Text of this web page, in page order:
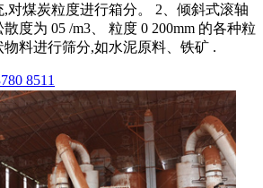
对煤炭粒度进行箱分。 2、倾斜式滚轴
度为 05 /m3、 粒度 0 200mm 的各种粒
料进行筛分,如水泥原料、铁矿 .
8511